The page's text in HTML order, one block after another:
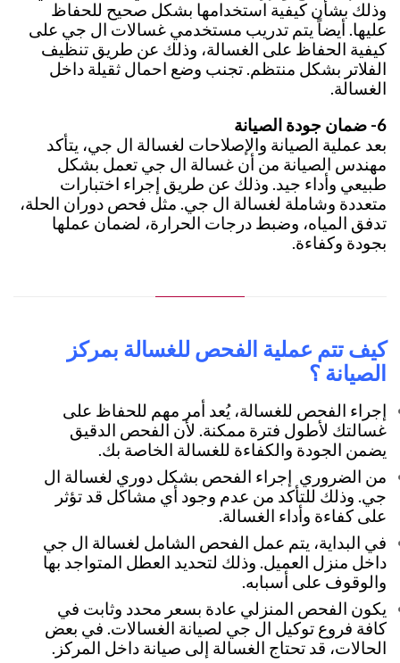
وذلك بشأن كيفية استخدامها بشكل صحيح للحفاظ
عليها. أيضاً يتم تدريب مستخدمي غسالات ال جي على
كيفية الحفاظ على الغسالة، وذلك عن طريق تنظيف
الفلاتر بشكل منتظم. تجنب وضع احمال ثقيلة داخل
الغسالة.
6- ضمان جودة الصيانة
بعد عملية الصيانة والإصلاحات لغسالة ال جي، يتأكد
مهندس الصيانة من أن غسالة ال جي تعمل بشكل
طبيعي وأداء جيد. وذلك عن طريق إجراء اختبارات
متعددة وشاملة لغسالة ال جي. مثل فحص دوران الحلة،
تدفق المياه، وضبط درجات الحرارة، لضمان عملها
بجودة وكفاءة.
كيف تتم عملية الفحص للغسالة بمركز
الصيانة ؟
إجراء الفحص للغسالة، يُعد أمر مهم للحفاظ على
غسالتك لأطول فترة ممكنة. لأن الفحص الدقيق
يضمن الجودة والكفاءة للغسالة الخاصة بك.
من الضروري إجراء الفحص بشكل دوري لغسالة ال
جي. وذلك للتأكد من عدم وجود أي مشاكل قد تؤثر
على كفاءة وأداء الغسالة.
في البداية، يتم عمل الفحص الشامل لغسالة ال جي
داخل منزل العميل. وذلك لتحديد العطل المتواجد بها
والوقوف على أسبابه.
يكون الفحص المنزلي عادة بسعر محدد وثابت في
كافة فروع توكيل ال جي لصيانة الغسالات. في بعض
الحالات، قد تحتاج الغسالة إلى صيانة داخل المركز.